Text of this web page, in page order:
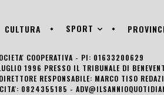
CULTURA SPORT
COOPERATIVA - PI: 01633200629
1996 PRESSO IL TRIBUNALE DI
RESPONSABILE: MARCO TISO
0824355185 -